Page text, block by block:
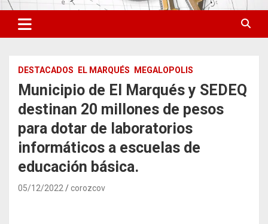
DESTACADOS EL MARQUÉS MEGALOPOLIS
Municipio de El Marqués y SEDEQ
destinan 20 millones de pesos
para dotar de laboratorios
informáticos a escuelas de
educación básica.
05/12/2022 corozcov